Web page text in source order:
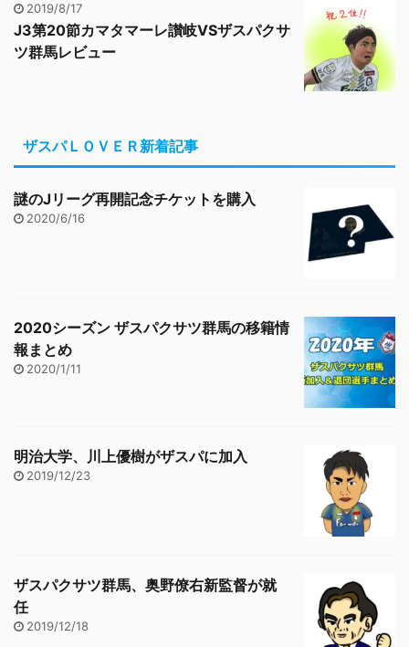
2019/8/17
J3第20節カマタマーレ讃岐VSザスパクサ
ツ群馬レビュー
ザスパＬＯＶＥＲ新着記事
謎のJリーグ再開記念チケットを購入
2020/6/16
2020シーズン ザスパクサツ群馬の移籍情
報まとめ
2020/1/11
明治大学、川上優樹がザスパに加入
2019/12/23
ザスパクサツ群馬、奥野僚右新監督が就
任
2019/12/18